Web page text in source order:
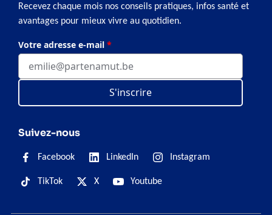
Recevez chaque mois nos conseils pratiques, infos santé et
avantages pour mieux vivre au quotidien.
Votre adresse e-mail *
S'inscrire
Suivez-nous
Facebook LinkedIn Instagram
TikTok X Youtube